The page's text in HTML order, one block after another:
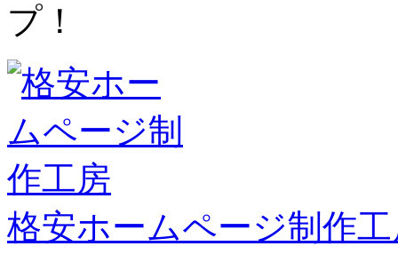
プ！
格安ホームページ制作